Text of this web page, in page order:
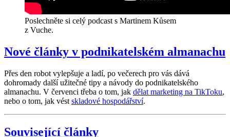
Poslechněte si celý podcast s Martinem Kůsem
z Vuche.
Nové články v podnikatelském almanachu
Přes den robot vylepšuje a ladí, po večerech pro vás dává
dohromady další užitečné tipy a návody do podnikatelského
almanachu. V červenci třeba o tom, jak dělat marketing na TikToku,
nebo o tom, jak vést skladové hospodářství.
Související články